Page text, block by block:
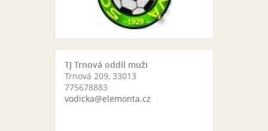
TJ Trnová oddíl muži
Trnová 209, 33013
775678883
vodicka@elemonta.cz